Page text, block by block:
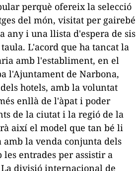
perquè ofereix la selecció
del món, visitat per gairebé
any i una llista d'espera de sis
L'acord que ha tancat la
amb l'establiment, en el
l'Ajuntament de Narbona,
hotels, amb la voluntat
enllà de l'àpat i poder
de la ciutat i la regió de la
així el model que tan bé li
amb la venda conjunta dels
entrades per assistir a
divisió internacional de